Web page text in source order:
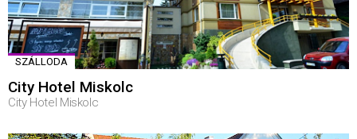
SZÁLLODA
City Hotel Miskolc
City Hotel Miskolc